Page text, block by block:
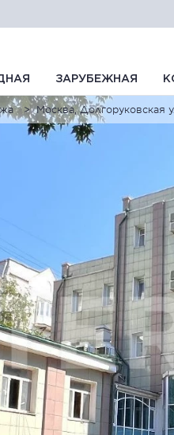
ЗАРУБЕЖНАЯ
Москва, Долгоруковская